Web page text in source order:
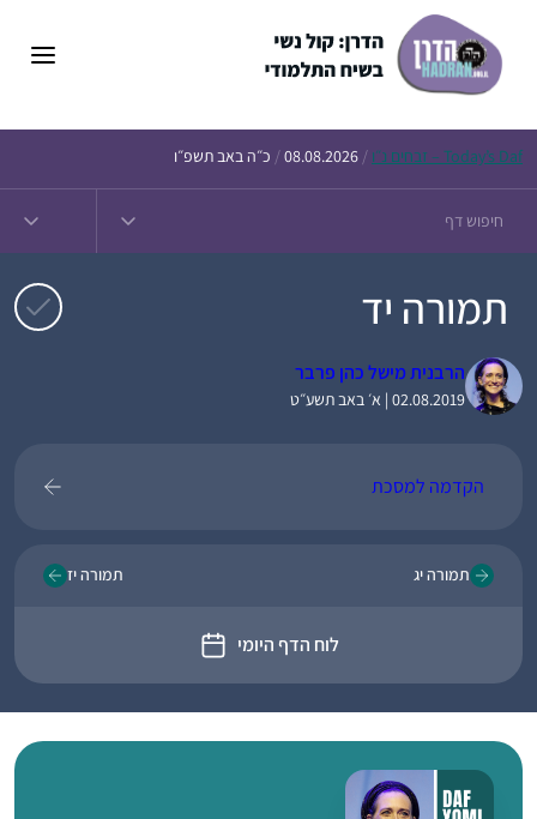
Today’s Daf – זבחים נ״ו /
08.08.2026
/ כ״ה באב תשפ״ו
תמורה יד
הרבנית מישל כהן פרבר
02.08.2019 | א׳ באב תשע״ט
הקדמה למסכת
תמורה יג
לוח הדף היומי
תמורה יז